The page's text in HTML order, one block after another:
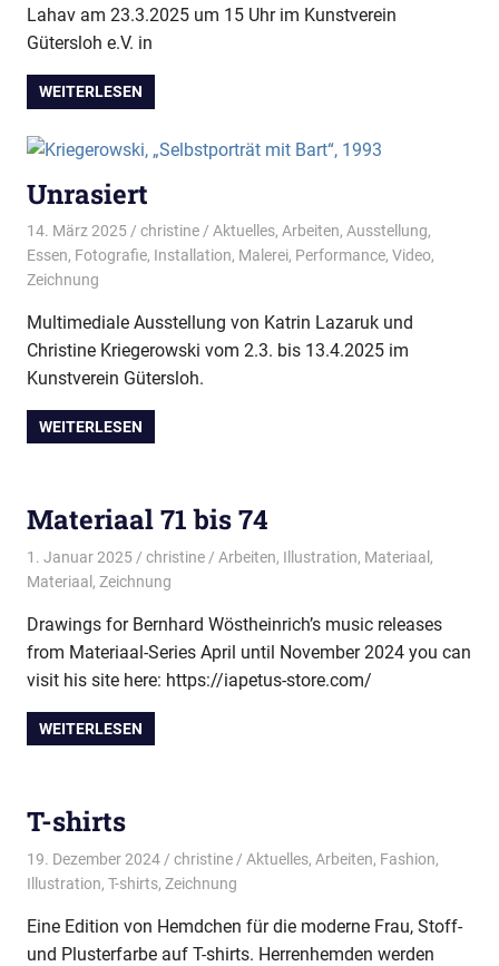
Lahav am 23.3.2025 um 15 Uhr im Kunstverein
Gütersloh e.V. in
WEITERLESEN
Unrasiert
14. März 2025 christine Aktuelles, Arbeiten, Ausstellung,
Essen, Fotografie, Installation, Malerei, Performance, Video,
Zeichnung
Multimediale Ausstellung von Katrin Lazaruk und
Christine Kriegerowski vom 2.3. bis 13.4.2025 im
Kunstverein Gütersloh.
WEITERLESEN
Materiaal 71 bis 74
1. Januar 2025 christine Arbeiten, Illustration, Materiaal ,
Materiaal , Zeichnung
Drawings for Bernhard Wöstheinrich’s music releases
from Materiaal-Series April until November 2024 you can
visit his site here: https://iapetus-store.com/
WEITERLESEN
T-shirts
19. Dezember 2024 christine Aktuelles, Arbeiten, Fashion,
Illustration, T-shirts, Zeichnung
Eine Edition von Hemdchen für die moderne Frau, Stoff-
und Plusterfarbe auf T-shirts. Herrenhemden werden